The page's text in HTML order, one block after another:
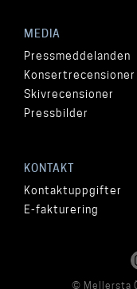
MEDIA
Pressmeddelanden
Konsertrecensioner
Skivrecensioner
Pressbilder
KONTAKT
Kontaktuppgifter
E-fakturering
© Mellersta